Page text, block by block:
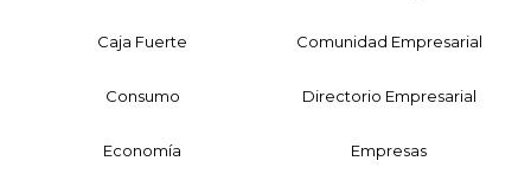
Caja Fuerte Comunidad Empresarial
Consumo Directorio Empresarial
Economía Empresas